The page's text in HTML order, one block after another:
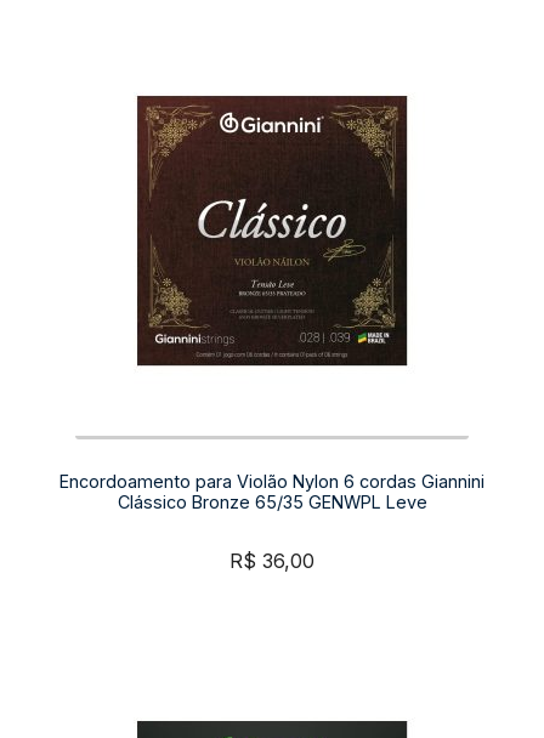
Encordoamento para Violão Nylon 6 cordas Giannini
Clássico Bronze 65/35 GENWPL Leve
R$ 36,00